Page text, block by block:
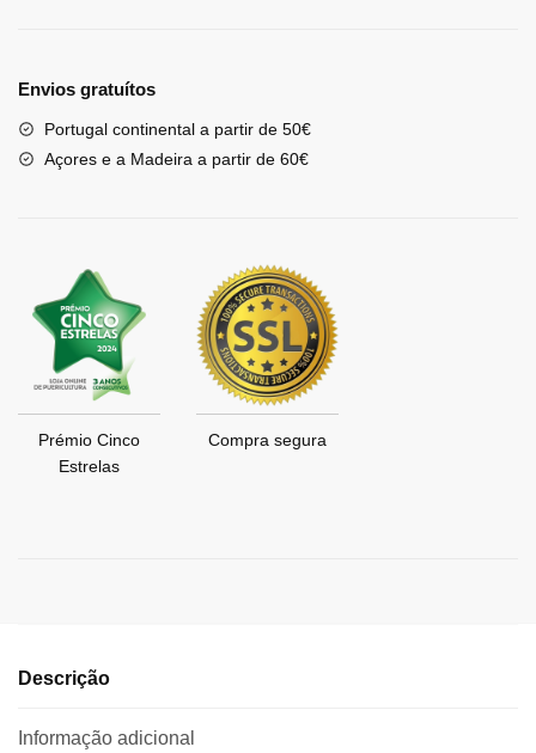
Envios gratuítos
Portugal continental a partir de 50€
Açores e a Madeira a partir de 60€
Prémio Cinco
Estrelas
Compra segura
Descrição
Informação adicional